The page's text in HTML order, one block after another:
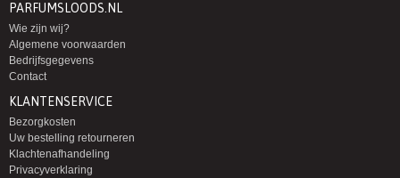
PARFUMSLOODS.NL
Wie zijn wij?
Algemene voorwaarden
Bedrijfsgegevens
Contact
KLANTENSERVICE
Bezorgkosten
Uw bestelling retourneren
Klachtenafhandeling
Privacyverklaring